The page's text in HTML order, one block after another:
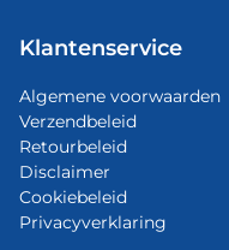
Klantenservice
Algemene voorwaarden
Verzendbeleid
Retourbeleid
Disclaimer
Cookiebeleid
Privacyverklaring